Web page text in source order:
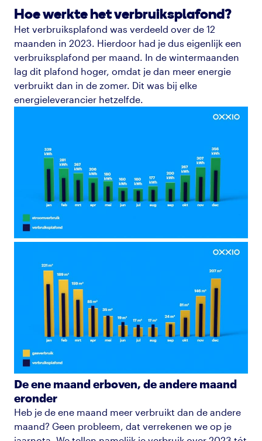
Hoe werkte het verbruiksplafond?
Het verbruiksplafond was verdeeld over de 12
maanden in 2023. Hierdoor had je dus eigenlijk een
verbruiksplafond per maand. In de wintermaanden
lag dit plafond hoger, omdat je dan meer energie
verbruikt dan in de zomer. Dit was bij elke
energieleverancier hetzelfde.
De ene maand erboven, de andere maand
eronder
Heb je de ene maand meer verbruikt dan de andere
maand? Geen probleem, dat verrekenen we op je